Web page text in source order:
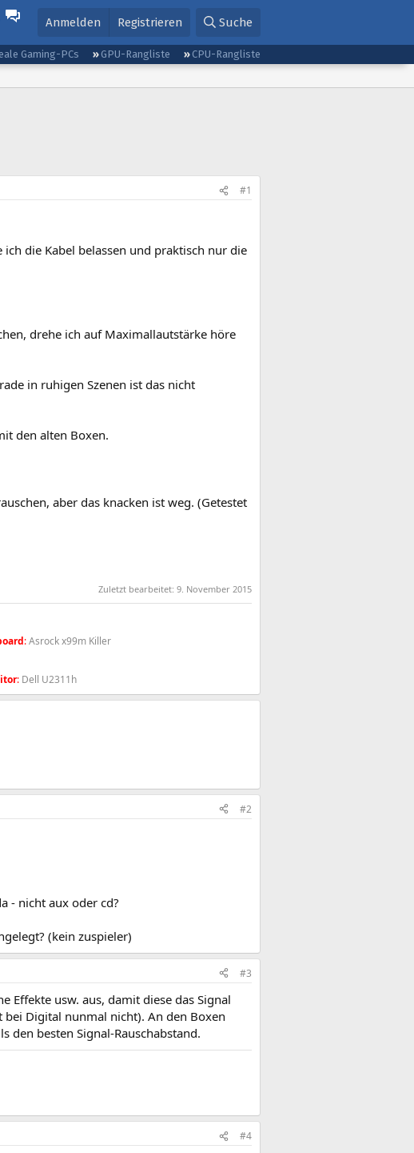
Anmelden Registrieren Suche
Gaming-PCs GPU-Rangliste
CPU-Rangliste
#1
die Kabel belassen und praktisch nur die
drehe ich auf Maximallautstärke höre
in ruhigen Szenen ist das nicht
den alten Boxen.
aber das knacken ist weg. (Getestet
Zuletzt bearbeitet: 9. November 2015
:Asrock x99m Killer
: Dell U2311h
#2
- nicht aux oder cd?
(kein zuspieler)
#3
Effekte usw. aus, damit diese das Signal
bei Digital nunmal nicht). An den Boxen
den besten Signal-Rauschabstand.
#4